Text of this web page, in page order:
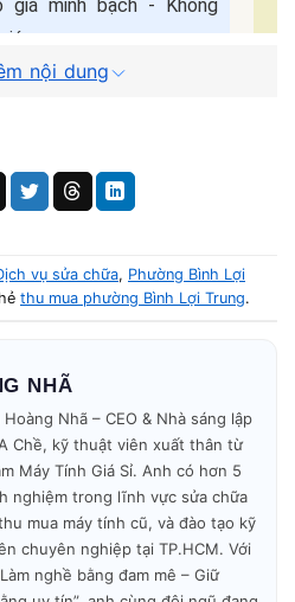
giá minh bạch - Không
– sửa nhanh trong ngày.
mỗi ngày.
nội dung
vụ sửa chữa, Phường Bình Lợi
thu mua phường Bình Lợi Trung.
NHÃ
Nhã – CEO & Nhà sáng lập
Chề, kỹ thuật viên xuất thân từ
Máy Tính Giá Sỉ. Anh có hơn 5
nghiệm trong lĩnh vực sửa chữa
mua máy tính cũ, và đào tạo kỹ
chuyên nghiệp tại TP.HCM. Với
nghề bằng đam mê – Giữ